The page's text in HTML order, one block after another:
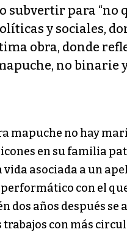
subvertir para “no
y sociales,
obra, donde
no
mapuche no hay
en su familia
asociada a un
performático con el
dos años después
con más